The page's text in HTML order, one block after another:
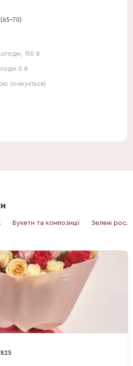
70)
150 ₴
0 ₴
(очікується)
Букети та композиції Зелені